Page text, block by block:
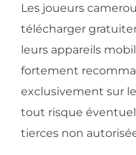
Les joueurs
télécharger
leurs appareils
fortement
exclusivement sur
tout risque éventuel
tierces non